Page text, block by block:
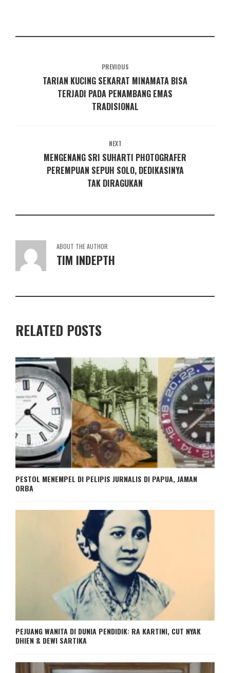
PREVIOUS
TARIAN KUCING SEKARAT MINAMATA BISA
TERJADI PADA PENAMBANG EMAS
TRADISIONAL
NEXT
MENGENANG SRI SUHARTI PHOTOGRAFER
PEREMPUAN SEPUH SOLO, DEDIKASINYA
TAK DIRAGUKAN
ABOUT THE AUTHOR
TIM INDEPTH
RELATED POSTS
PESTOL MENEMPEL DI PELIPIS JURNALIS DI PAPUA, JAMAN
ORBA
PEJUANG WANITA DI DUNIA PENDIDIK: RA KARTINI, CUT NYAK
DHIEN & DEWI SARTIKA